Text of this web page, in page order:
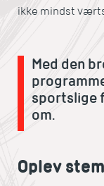
ikke mindst
Med den
sportslige
om.
Oplev